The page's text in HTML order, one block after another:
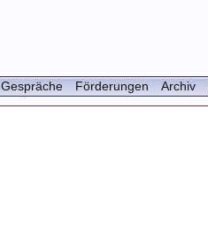
Gespräche Förderungen Archiv